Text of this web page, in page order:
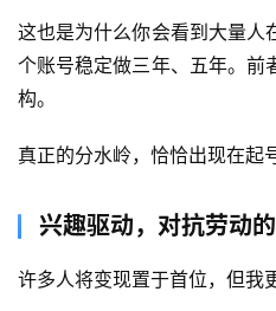
这也是为什么你会看到大量人
个账号稳定做三年、五年。前
构。
真正的分水岭，恰恰出现在起
兴趣驱动，对抗劳动
许多人将变现置于首位，但我